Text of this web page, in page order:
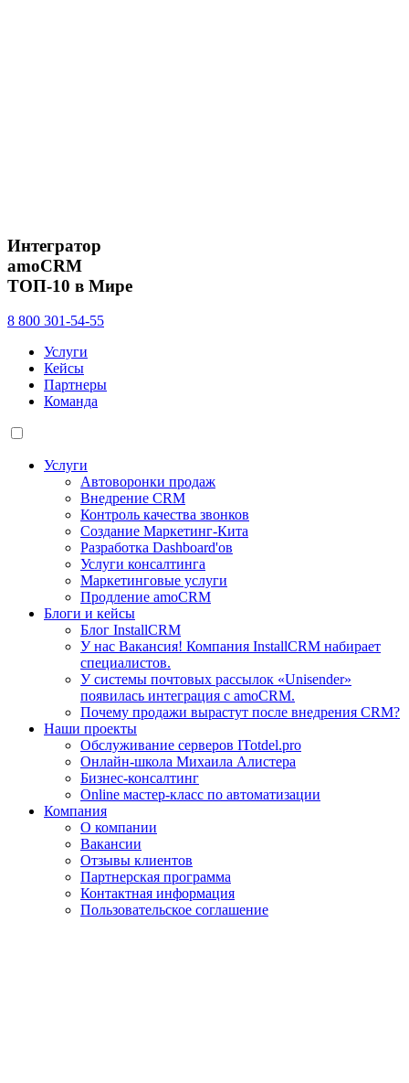
Интегратор
amoCRM
ТОП-10 в Мире
8 800 301-54-55
Услуги
Кейсы
Партнеры
Команда
Услуги
Автоворонки продаж
Внедрение CRM
Контроль качества звонков
Создание Маркетинг-Кита
Разработка Dashboard'ов
Услуги консалтинга
Маркетинговые услуги
Продление amoCRM
Блоги и кейсы
Блог InstallCRM
У нас Вакансия! Компания InstallCRM набирает
специалистов.
У системы почтовых рассылок «Unisender»
появилась интеграция с amoCRM.
Почему продажи вырастут после внедрения CRM?
Наши проекты
Обслуживание серверов ITotdel.pro
Онлайн-школа Михаила Алистера
Бизнес-консалтинг
Online мастер-класс по автоматизации
Компания
О компании
Вакансии
Отзывы клиентов
Партнерская программа
Контактная информация
Пользовательское соглашение